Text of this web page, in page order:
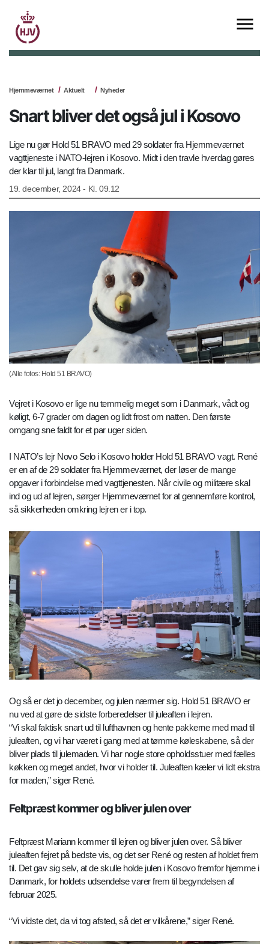
Hjemmeværnet Aktuelt Nyheder
Snart bliver det også jul i Kosovo
Lige nu gør Hold 51 BRAVO med 29 soldater fra Hjemmeværnet
vagttjeneste i NATO-lejren i Kosovo. Midt i den travle hverdag gøres
der klar til jul, langt fra Danmark.
19. december, 2024 - Kl. 09.12
(Alle fotos: Hold 51 BRAVO)
Vejret i Kosovo er lige nu temmelig meget som i Danmark, vådt og
køligt, 6-7 grader om dagen og lidt frost om natten. Den første
omgang sne faldt for et par uger siden.
I NATO’s lejr Novo Selo i Kosovo holder Hold 51 BRAVO vagt. René
er en af de 29 soldater fra Hjemmeværnet, der løser de mange
opgaver i forbindelse med vagttjenesten. Når civile og militære skal
ind og ud af lejren, sørger Hjemmeværnet for at gennemføre kontrol,
så sikkerheden omkring lejren er i top.
Og så er det jo december, og julen nærmer sig. Hold 51 BRAVO er
nu ved at gøre de sidste forberedelser til juleaften i lejren.
“Vi skal faktisk snart ud til lufthavnen og hente pakkerne med mad til
juleaften, og vi har været i gang med at tømme køleskabene, så der
bliver plads til julemaden. Vi har nogle store opholdsstuer med fælles
køkken og meget andet, hvor vi holder til. Juleaften kæler vi lidt ekstra
for maden,” siger René.
Feltpræst kommer og bliver julen over
Feltpræst Mariann kommer til lejren og bliver julen over. Så bliver
juleaften fejret på bedste vis, og det ser René og resten af holdet frem
til. Det gav sig selv, at de skulle holde julen i Kosovo fremfor hjemme i
Danmark, for holdets udsendelse varer frem til begyndelsen af
februar 2025.
“Vi vidste det, da vi tog afsted, så det er vilkårene,” siger René.